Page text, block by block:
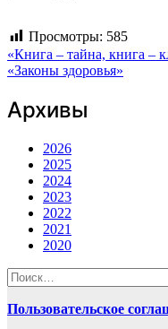
Просмотры: 585
Навигация
по
записям
«Книга – тайна, книга –
«Законы здоровья»
Архивы
2026
2025
2024
2023
2022
2021
2020
Найти:
Пользовательское